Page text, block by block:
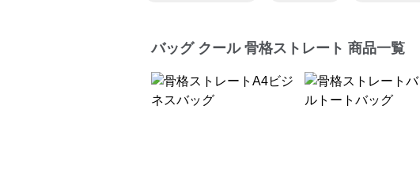
バッグ クール 骨格ストレート 商品一覧